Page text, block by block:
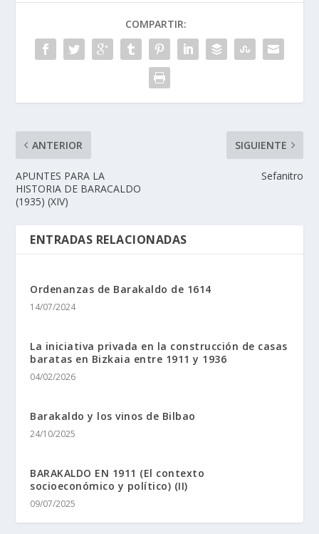
COMPARTIR:
ANTERIOR
APUNTES PARA LA
HISTORIA DE BARACALDO
(1935) (XIV)
SIGUIENTE
Sefanitro
ENTRADAS RELACIONADAS
Ordenanzas de Barakaldo de 1614
14/07/2024
La iniciativa privada en la construcción de casas
baratas en Bizkaia entre 1911 y 1936
04/02/2026
Barakaldo y los vinos de Bilbao
24/10/2025
BARAKALDO EN 1911 (El contexto
socioeconómico y político) (II)
09/07/2025